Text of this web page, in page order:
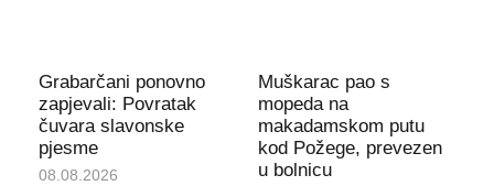
Grabarčani ponovno
zapjevali: Povratak
čuvara slavonske
pjesme
08.08.2026
Muškarac pao s
mopeda na
makadamskom putu
kod Požege, prevezen
u bolnicu